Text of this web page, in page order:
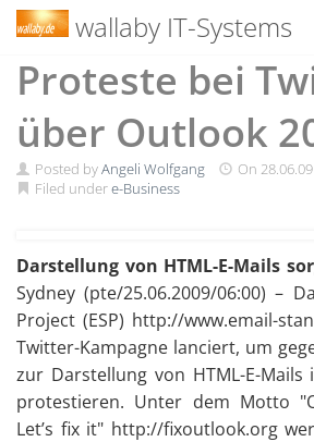
Skip
wallaby IT-Systems
Proteste bei
über Outlook
Posted byAngeli Wolfgang On 28.06.09
Filed undere-Business
Darstellung von HTML-E-Mails
Sydney (pte/25.06.2009/06:00) –
Project (ESP) http://www.email-
Twitter-Kampagne lanciert, um
zur Darstellung von HTML-E-
protestieren. Unter dem Motto
Let’s fix it" http://fixoutlook.org